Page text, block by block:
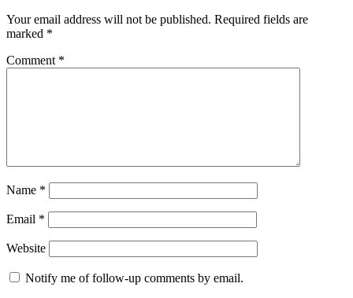
Your email address will not be published. Required fields are
marked *
Comment *
Name *
Email *
Website
Notify me of follow-up comments by email.